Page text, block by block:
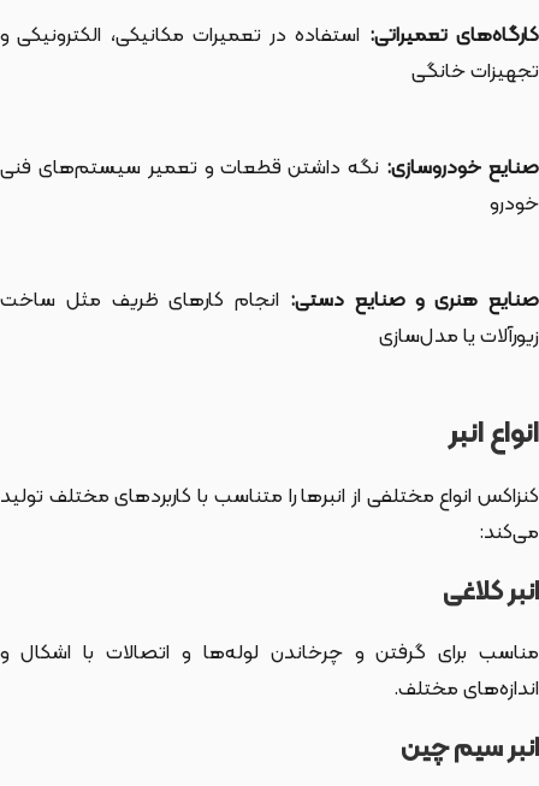
کارگاه‌های تعمیراتی: استفاده در تعمیرات مکانیکی، الکترونیکی و
تجهیزات خانگی
صنایع خودروسازی: نگه داشتن قطعات و تعمیر سیستم‌های فنی
خودرو
صنایع هنری و صنایع دستی: انجام کارهای ظریف مثل ساخت
زیورآلات یا مدل‌سازی
انواع انبر
کنزاکس انواع مختلفی از انبرها را متناسب با کاربردهای مختلف تولید
می‌کند:
انبر کلاغی
مناسب برای گرفتن و چرخاندن لوله‌ها و اتصالات با اشکال و
اندازه‌های مختلف.
انبر سیم چین